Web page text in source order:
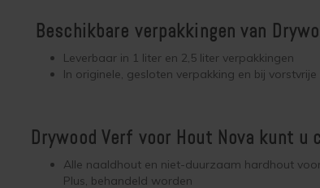
Beschikbare verpakkingen van
Leverbaar in 1 liter en 2,5 liter verpakkingen
In originele, gesloten verpakking en bij
Drywood Verf voor Hout Nova kunt u
Alle naaldhout en niet-duurzaam hardhout
Plus, behandeld worden